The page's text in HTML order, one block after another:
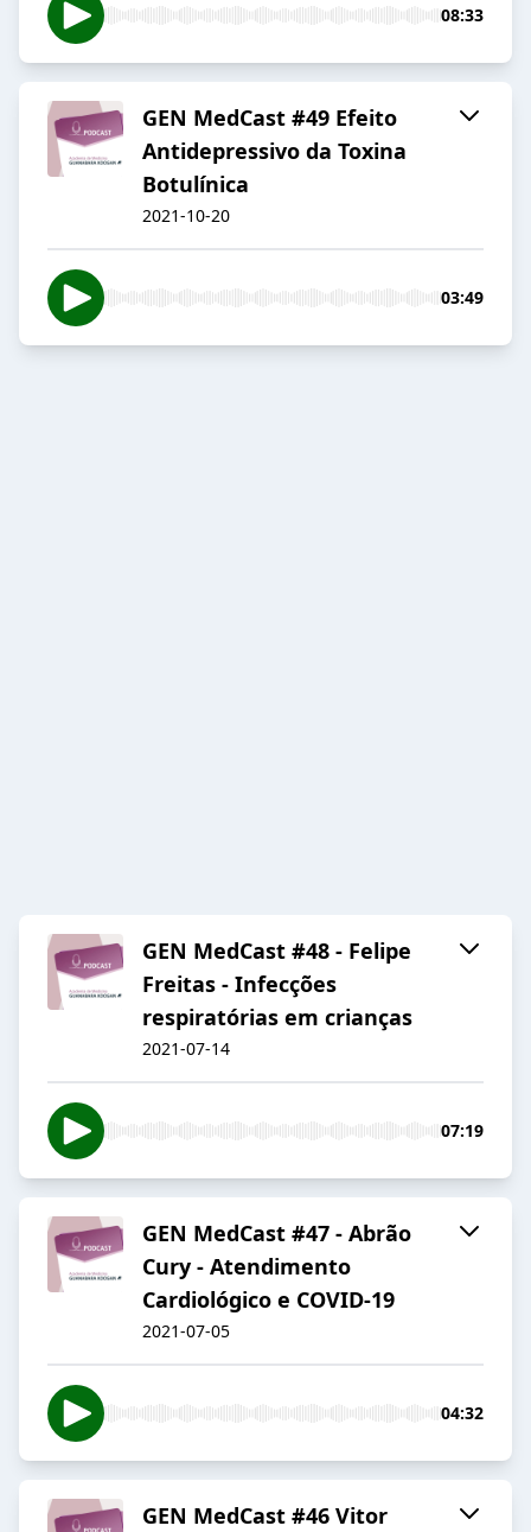
08:33
GEN MedCast #49 Efeito
Antidepressivo da Toxina
Botulínica
2021-10-20
03:49
GEN MedCast #48 - Felipe
Freitas - Infecções
respiratórias em crianças
2021-07-14
07:19
GEN MedCast #47 - Abrão
Cury - Atendimento
Cardiológico e COVID-19
2021-07-05
04:32
GEN MedCast #46 Vitor